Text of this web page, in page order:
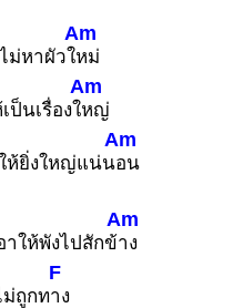
ม่หาผัวใ
Am
หม่
ป็นเรื่องใ
Am
หญ่
ห้ยิ่งใหญ่แน่น
Am
อน
าให้พังไปสักข้
Am
าง
ถูกท
F
าง